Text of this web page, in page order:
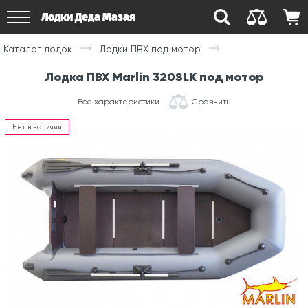
Лодки Деда Мазая
Каталог лодок Лодки ПВХ под мотор
Лодка ПВХ Marlin 320SLK под мотор
Все характеристики Сравнить
Нет в наличии